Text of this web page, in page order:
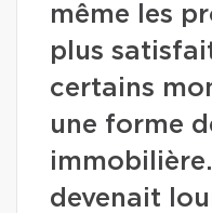
même les
plus
certains
une forme
immobilière.
devenait